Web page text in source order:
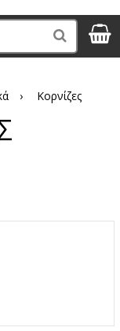
Search
› Κορνίζες